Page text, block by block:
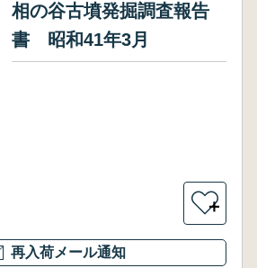
相の谷古墳発掘調査報告
書 昭和41年3月
＋
再入荷メール通知